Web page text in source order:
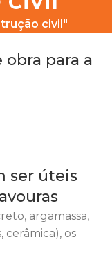
civil"
para a
ser úteis
argamassa,
cerâmica), os